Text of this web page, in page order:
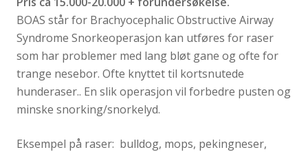
BOAS står for Brachyocephalic Obstructive Airway
Syndrome Snorkeoperasjon kan utføres for raser
som har problemer med lang bløt gane og ofte for
trange nesebor. Ofte knyttet til kortsnutede
hunderaser.. En slik operasjon vil forbedre pusten og
minske snorking/snorkelyd.
Eksempel på raser: bulldog, mops, pekingneser,